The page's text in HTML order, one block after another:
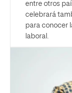
entre otros
celebrará
para conocer
laboral.